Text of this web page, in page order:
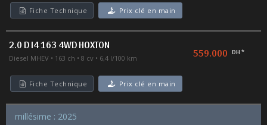
Fiche Technique Prix clé en main
2.0 D I4 163 4WD HOXTON
Diesel MHEV 163 ch 8 cv 6,4 l/100 km 559.000 DH *
Fiche Technique Prix clé en main
millésime : 2025